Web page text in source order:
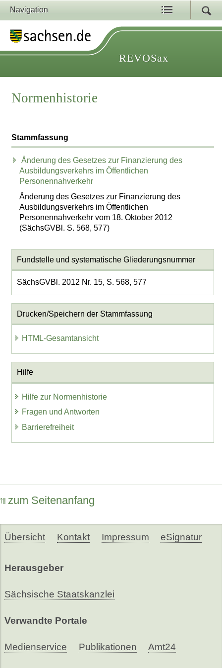
Navigation
REVOSax
Normenhistorie
Stammfassung
Änderung des Gesetzes zur Finanzierung des
Ausbildungsverkehrs im Öffentlichen
Personennahverkehr
Änderung des Gesetzes zur Finanzierung des
Ausbildungsverkehrs im Öffentlichen
Personennahverkehr vom 18. Oktober 2012
(SächsGVBl. S. 568, 577)
Fundstelle und systematische Gliederungsnummer
SächsGVBl. 2012 Nr. 15, S. 568, 577
Drucken/Speichern der Stammfassung
HTML-Gesamtansicht
Hilfe
Hilfe zur Normenhistorie
Fragen und Antworten
Barrierefreiheit
zum Seitenanfang
Übersicht Kontakt Impressum eSignatur
Herausgeber
Sächsische Staatskanzlei
Verwandte Portale
Medienservice Publikationen Amt24